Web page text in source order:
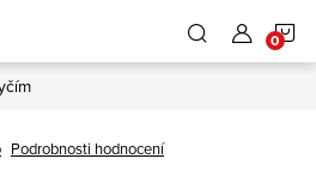
Podrobnosti hodnocení